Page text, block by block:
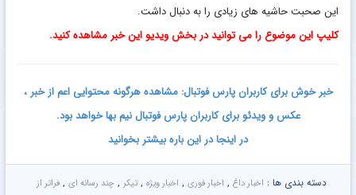
این صحبت حاشیه های زیادی را به دنبال داشت.
کلیپ این موضوع را می توانید در بخش ویدیو این خبر مشاهده کنید.
خبر خوش برای کاربران پارس فوتبال: مشاهده هرگونه محتوایی اعم از خبر ،
عکس و ویدئو برای کاربران پارس فوتبال نیم بها خواهد بود.
در اینجا در این باره بیشتر بخوانید
دسته بندی ها : اخبار داغ , اخبار فوری , اخبار ویژه , تیکر , چند رسانه ای , فراتر از